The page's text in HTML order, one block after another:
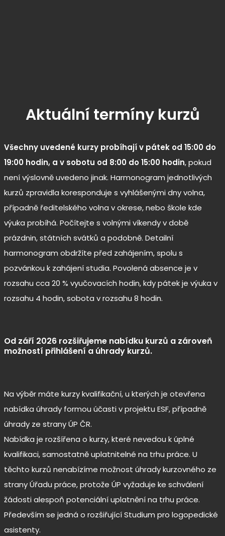
Aktuální termíny kurzů
Všechny uvedené kurzy probíhají v pátek od 15:00 do
19:00 hodin, a v sobotu od 8:00 do 15:00 hodin, pokud
není výslovně uvedeno jinak. Harmonogram jednotlivých
kurzů zpravidla koresponduje s vyhlášenými dny volna,
případně ředitelského volna v okrese, nebo škole kde
výuka probíhá. Počítejte s volnými víkendy v době
prázdnin, státních svátků a podobně. Detailní
harmonogram obdržíte před zahájením, spolu s
pozvánkou k zahájení studia. Povolená absence je v
rozsahu cca 20 % vyučovacích hodin, kdy pátek je výuka v
rozsahu 4 hodin, sobota v rozsahu 8 hodin.
Od září 2026 rozšiřujeme nabídku kurzů a zároveň
možností přihlášení a úhrady kurzů.
Na výběr máte kurzy kvalifikační, u kterých je otevřena
nabídka úhrady formou účasti v projektu ESF, případně
úhrady ze strany ÚP ČR.
Nabídka je rozšířena o kurzy, které nevedou k úplné
kvalifikaci, samostatně uplatnitelné na trhu práce. U
těchto kurzů nenabízíme možnost úhrady kurzovného ze
strany Úřadu práce, protože ÚP vyžaduje ke schválení
žádosti alespoň potenciální uplatnění na trhu práce.
Především se jedná o rozšiřující Studium pro logopedické
asistenty.